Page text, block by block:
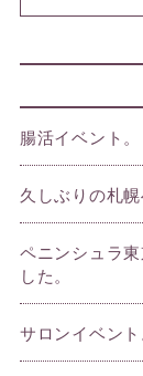
腸活イベント。
久しぶりの札幌
ペニンシュラ
した。
サロンイベント